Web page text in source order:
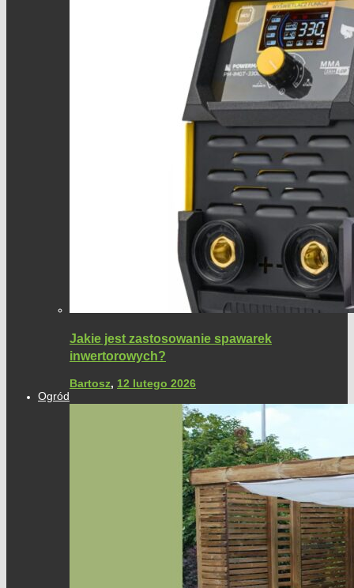
Jakie jest zastosowanie spawarek
inwertorowych?
Bartosz, 12 lutego 2026
Ogród